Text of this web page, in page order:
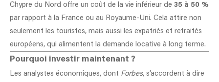
Chypre du Nord offre un coût de la vie inférieur de 35 à 50 %
par rapport à la France ou au Royaume-Uni. Cela attire non
seulement les touristes, mais aussi les expatriés et retraités
européens, qui alimentent la demande locative à long terme.
Pourquoi investir maintenant ?
Les analystes économiques, dont Forbes, s’accordent à dire